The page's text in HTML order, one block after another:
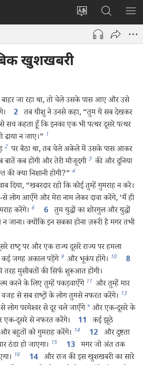
वेबसाइट
भाषा
लॉग-
इन
(opens
window)
JW.ORG
खोजें
मैन्यू
खुशखबरी
जा रहा था, तो चेले उसके पास आए और उसे
2 तब यीशु ने उनसे कहा, “तुम ये सब देखकर
सच कहता हूँ कि इनका एक भी पत्थर दूसरे पत्थर
न जाए।” 1
2 पर बैठा था, तब चेले अकेले में उसके पास आकर
कब होंगी और तेरी मौजूदगी 3 की और दुनिया
क्या निशानी होगी?” 4
दिया, “खबरदार रहो कि कोई तुम्हें गुमराह न करे।
लोग आएँगे और मेरा नाम लेकर दावा करेंगे, ‘मैं ही
करेंगे। 6 6 तुम युद्धों का शोरगुल और युद्धों
जाना। क्योंकि इन सबका होना ज़रूरी है मगर तभी
राष्ट्र पर और एक राज्य दूसरे राज्य पर हमला
जगह अकाल पड़ेंगे 9 और भूकंप होंगे। 10 8
तरह मुसीबतों की सिर्फ शुरूआत होंगी।
करने के लिए तुम्हें पकड़वाएँगे 11 और तुम्हें मार
से सब राष्ट्रों के लोग तुमसे नफरत करेंगे। 13
लोग परमेश्‍वर से दूर चले जाएँगे *और एक-दूसरे के
एक-दूसरे से नफरत करेंगे।
11
कई झूठे
बहुतों को गुमराह करेंगे। 14 12 और दुष्टता
ठंडा हो जाएगा। 15 13 मगर जो अंत तक
16 14 और राज की इस खुशखबरी का सारे